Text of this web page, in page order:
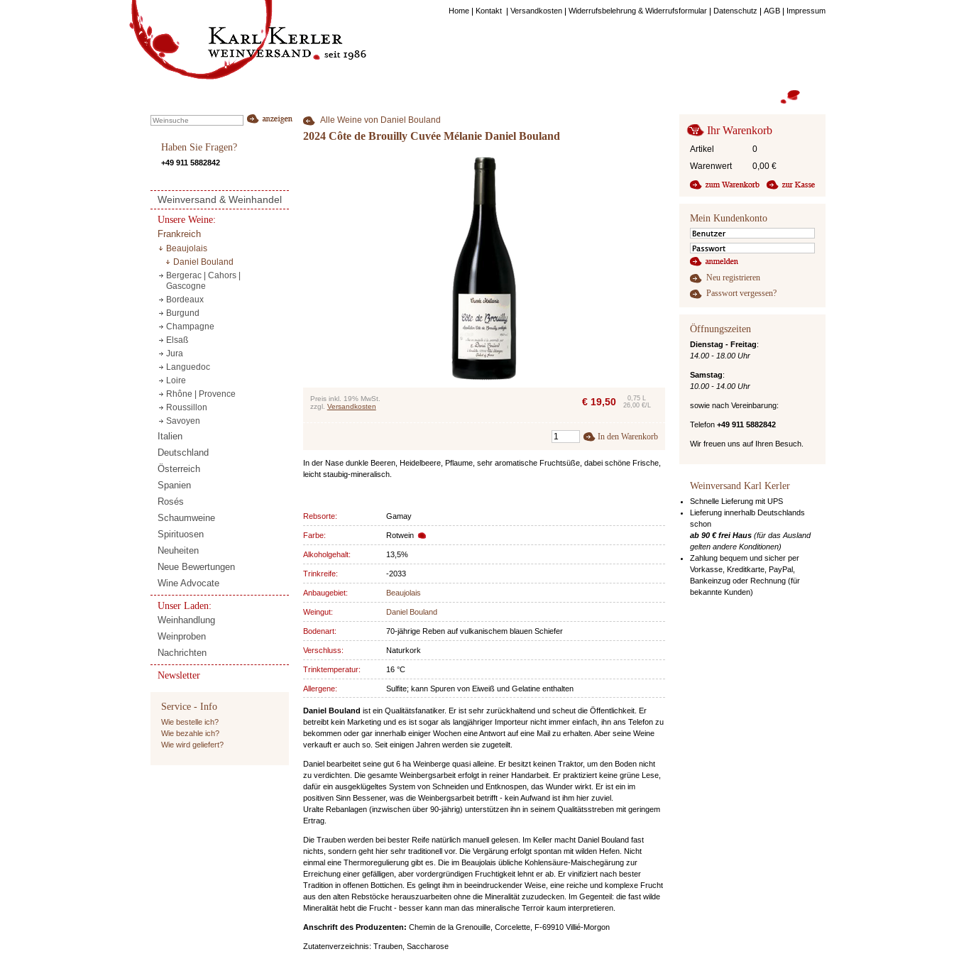
Home Kontakt Versandkosten Widerrufsbelehrung & Widerrufsformular Datenschutz AGB Impressum
Alle Weine von Daniel Bouland
2024 Côte de Brouilly Cuvée Mélanie Daniel Bouland
Preis inkl. 19% MwSt.
zzgl. Versandkosten € 19,50
0,75 L
26,00 €/L
In den Warenkorb
In der Nase dunkle Beeren, Heidelbeere, Pflaume, sehr aromatische Fruchtsüße, dabei schöne Frische,
leicht staubig-mineralisch.
Rebsorte: Gamay
Farbe: Rotwein
Alkoholgehalt: 13,5%
Trinkreife: -2033
Anbaugebiet: Beaujolais
Weingut: Daniel Bouland
Bodenart: 70-jährige Reben auf vulkanischem blauen Schiefer
Verschluss: Naturkork
Trinktemperatur: 16 °C
Allergene: Sulfite; kann Spuren von Eiweiß und Gelatine enthalten
Daniel Bouland ist ein Qualitätsfanatiker. Er ist sehr zurückhaltend und scheut die Öffentlichkeit. Er
betreibt kein Marketing und es ist sogar als langjähriger Importeur nicht immer einfach, ihn ans Telefon zu
bekommen oder gar innerhalb einiger Wochen eine Antwort auf eine Mail zu erhalten. Aber seine Weine
verkauft er auch so. Seit einigen Jahren werden sie zugeteilt.
Daniel bearbeitet seine gut 6 ha Weinberge quasi alleine. Er besitzt keinen Traktor, um den Boden nicht
zu verdichten. Die gesamte Weinbergsarbeit erfolgt in reiner Handarbeit. Er praktiziert keine grüne Lese,
dafür ein ausgeklügeltes System von Schneiden und Entknospen, das Wunder wirkt. Er ist ein im
positiven Sinn Bessener, was die Weinbergsarbeit betrifft - kein Aufwand ist ihm hier zuviel.
Uralte Rebanlagen (inzwischen über 90-jährig) unterstützen ihn in seinem Qualitätsstreben mit geringem
Ertrag.
Die Trauben werden bei bester Reife natürlich manuell gelesen. Im Keller macht Daniel Bouland fast
nichts, sondern geht hier sehr traditionell vor. Die Vergärung erfolgt spontan mit wilden Hefen. Nicht
einmal eine Thermoregulierung gibt es. Die im Beaujolais übliche Kohlensäure-Maischegärung zur
Erreichung einer gefälligen, aber vordergründigen Fruchtigkeit lehnt er ab. Er vinifiziert nach bester
Tradition in offenen Bottichen. Es gelingt ihm in beeindruckender Weise, eine reiche und komplexe Frucht
aus den alten Rebstöcke herauszuarbeiten ohne die Mineralität zuzudecken. Im Gegenteil: die fast wilde
Mineralität hebt die Frucht - besser kann man das mineralische Terroir kaum interpretieren.
Anschrift des Produzenten: Chemin de la Grenouille, Corcelette, F-69910 Villié-Morgon
Zutatenverzeichnis: Trauben, Saccharose
Haben Sie Fragen?
+49 911 5882842
Weinversand & Weinhandel
Unsere Weine:
Frankreich
Beaujolais
Daniel Bouland
Bergerac | Cahors |
Gascogne
Bordeaux
Burgund
Champagne
Elsaß
Jura
Languedoc
Loire
Rhône | Provence
Roussillon
Savoyen
Italien
Deutschland
Österreich
Spanien
Rosés
Schaumweine
Spirituosen
Neuheiten
Neue Bewertungen
Wine Advocate
Unser Laden:
Weinhandlung
Weinproben
Nachrichten
Newsletter
Service - Info
Wie bestelle ich?
Wie bezahle ich?
Wie wird geliefert?
Ihr Warenkorb
Artikel
0
Warenwert
0,00 €
Mein Kundenkonto
Neu registrieren
Passwort vergessen?
Öffnungszeiten
Dienstag - Freitag:
14.00 - 18.00 Uhr
Samstag:
10.00 - 14.00 Uhr
sowie nach Vereinbarung:
Telefon +49 911 5882842
Wir freuen uns auf Ihren Besuch.
Weinversand Karl Kerler
Schnelle Lieferung mit UPS
Lieferung innerhalb Deutschlands
schon
ab 90 € frei Haus(für das Ausland
gelten andere Konditionen)
Zahlung bequem und sicher per
Vorkasse, Kreditkarte, PayPal,
Bankeinzug oder Rechnung (für
bekannte Kunden)